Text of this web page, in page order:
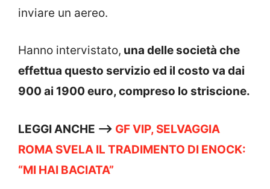
inviare un aereo.
Hanno intervistato, una delle società che
effettua questo servizio ed il costo va dai
900 ai 1900 euro, compreso lo striscione.
LEGGI ANCHE —-> GF VIP, SELVAGGIA
ROMA SVELA IL TRADIMENTO DI ENOCK:
“MI HAI BACIATA”